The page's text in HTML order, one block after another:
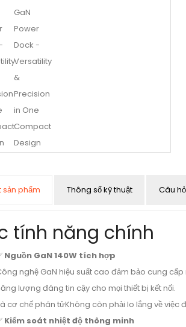
sản phẩm Thông số kỹ thuật Câu
tính năng chính
Nguồn GaN 140W tích hợp
nghệ GaN hiệu suất cao đảm bảo cung
lượng đáng tin cậy cho mọi thiết bị kết nối.
cơ chế phân tửKhông còn phải lo lắng về việc
Kiểm soát nhiệt độ thông minh